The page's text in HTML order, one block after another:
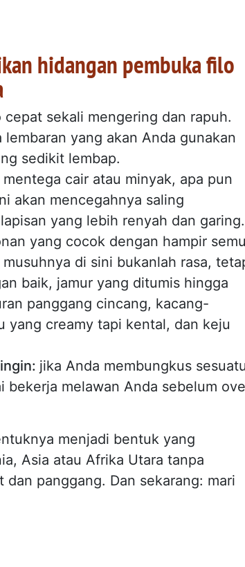
hidangan pembuka filo
cepat sekali mengering dan rapuh.
yang akan Anda gunakan
sedikit lembap.
mentega cair atau minyak, apa pun
akan mencegahnya saling
yang lebih renyah dan garing.
yang cocok dengan hampir
di sini bukanlah rasa,
baik, jamur yang ditumis hingga
panggang cincang, kacang-
yang creamy tapi kental, dan keju
jika Anda membungkus
bekerja melawan Anda sebelum
menjadi bentuk yang
Asia atau Afrika Utara tanpa
panggang. Dan sekarang: mari